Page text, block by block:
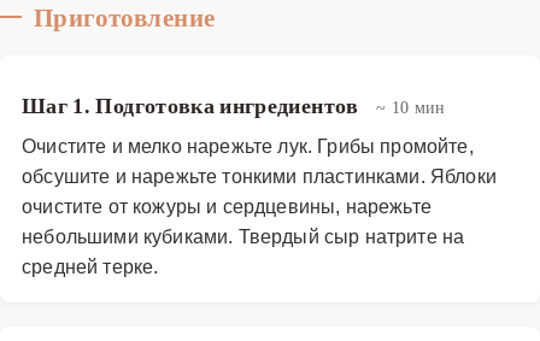
Приготовление
Шаг 1. Подготовка ингредиентов ~ 10 мин
Очистите и мелко нарежьте лук. Грибы промойте,
обсушите и нарежьте тонкими пластинками. Яблоки
очистите от кожуры и сердцевины, нарежьте
небольшими кубиками. Твердый сыр натрите на
средней терке.